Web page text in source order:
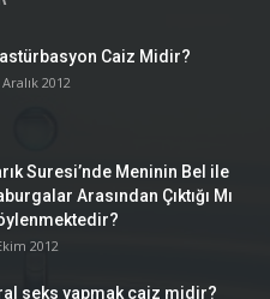
Caiz Midir?
Aralık 2012
Suresi’nde Meninin Bel ile
Arasından Çıktığı Mı
2012
seks yapmak caiz midir?